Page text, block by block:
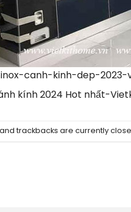
canh-kinh-dep-2023-
kính 2024 Hot nhất-
trackbacks are currently